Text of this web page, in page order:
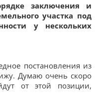
заключения и
участка под
у нескольких
постановления из
Думаю очень скоро
от этой позиции,